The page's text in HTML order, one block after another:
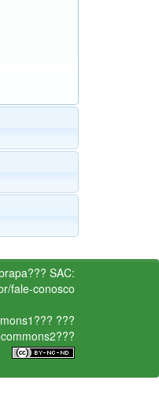
SAC:
fale-conosco
???